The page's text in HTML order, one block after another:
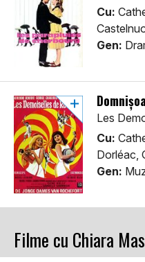
Cu:
Gen:
Les
Cu:
Dorléac,
Gen:
Filme cu Chiara